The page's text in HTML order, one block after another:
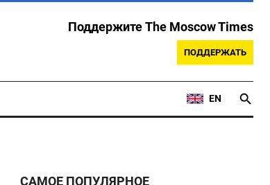
Поддержите The Moscow Times
ПОДДЕРЖАТЬ
EN
САМОЕ ПОПУЛЯРНОЕ